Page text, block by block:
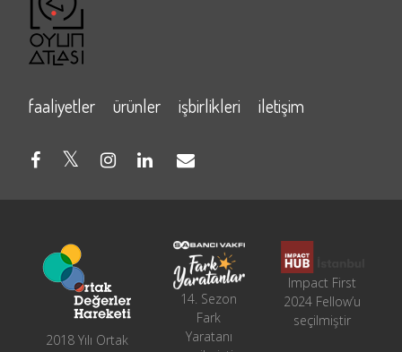
faaliyetler ürünler işbirlikleri iletişim
2018 Yılı Ortak
14. Sezon
Fark
Yaratanı
Impact First
2024 Fellow’u
seçilmiştir